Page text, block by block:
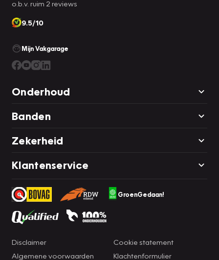
o.b.v. ruim 2 reviews
9.5/10
Mijn Vakgarage
Onderhoud
Banden
Zekerheid
Klantenservice
GroenGedaan!
Disclaimer
Algemene voorwaarden
Cookie statement
Klachtenformulier